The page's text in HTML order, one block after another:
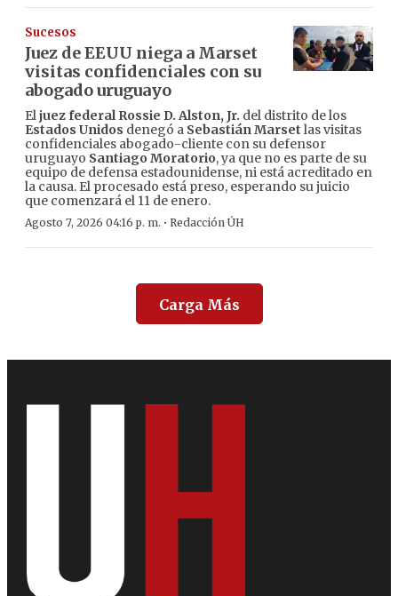
Sucesos
Juez de EEUU niega a Marset
visitas confidenciales con su
abogado uruguayo
Eljuez federal Rossie D. Alston, Jr. del distrito de los
Estados Unidos denegó a Sebastián Marset las visitas
confidenciales abogado-cliente con su defensor
uruguayo Santiago Moratorio, ya que no es parte de su
equipo de defensa estadounidense, ni está acreditado en
la causa. El procesado está preso, esperando su juicio
que comenzará el 11 de enero.
Agosto 7, 2026 04:16 p. m. · Redacción ÚH
Carga Más